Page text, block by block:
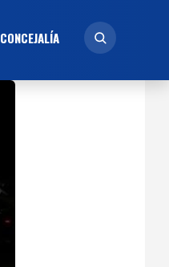
CONCEJALÍ­A